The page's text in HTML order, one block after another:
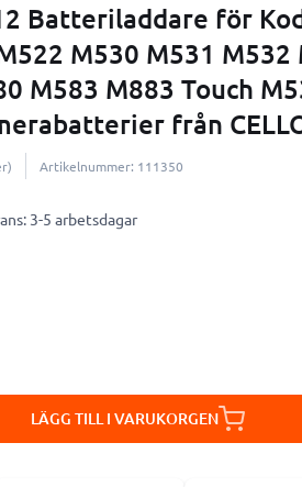
Batteriladdare för
M530 M531 M532
M583 M883 Touch
från
Artikelnummer: 111350
3-5 arbetsdagar
LÄGG TILL I VARUKORGEN